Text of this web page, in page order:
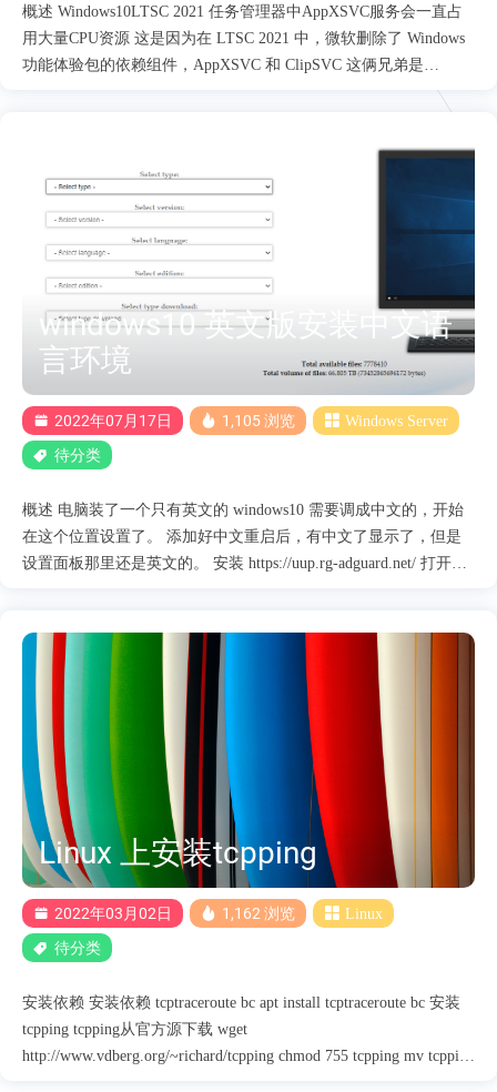
概述 Windows10LTSC 2021 任务管理器中AppXSVC服务会一直占
用大量CPU资源 这是因为在 LTSC 2021 中，微软删除了 Windows
功能体验包的依赖组件，AppXSVC 和 ClipSVC 这俩兄弟是
Microsoft Store 负责安装、部署和更新 UWP 应用的两个服务，经
动更新卡那么一阵就好了。导致系统服务在尝试部署 Windows 功
能体验包更新时卡住或陷入死循环。与此同时新版的中文输入法也
依赖于 Windows 功能体验包。 将“Client License Service”和“AppX
Deployment Service ”这两个服务手动停止也没有用 解决方法 添加
VCLib依赖库 下载地址：
https://github.com/M1k3G0/Win10_LTSC_VP9_Installer/blob/master/
在 .appx 目录....
windows10 英文版安装中文语
言环境
2022年07月17日 1,105 浏览 Windows Server
待分类
概述 电脑装了一个只有英文的 windows10 需要调成中文的，开始
在这个位置设置了。 添加好中文重启后，有中文了显示了，但是
设置面板那里还是英文的。 安装 https://uup.rg-adguard.net/ 打开该
/online /add-package /packagepath:. 因为我已经安装过了所以显示了
中文 安装完成后在重启下电脑就完成了，设置里也变中文的了。
中文字体乱码 完成后打开有些文本和软件中文字体会显示乱码 解
决方法 控制面板-区域-格式和管理-非Unicode程序的语言都改成中
文。
Linux 上安装tcpping
2022年03月02日 1,162 浏览 Linux
待分类
安装依赖 安装依赖 tcptraceroute bc apt install tcptraceroute bc 安装
tcpping tcpping从官方源下载 wget
http://www.vdberg.org/~richard/tcpping chmod 755 tcpping mv tcpping